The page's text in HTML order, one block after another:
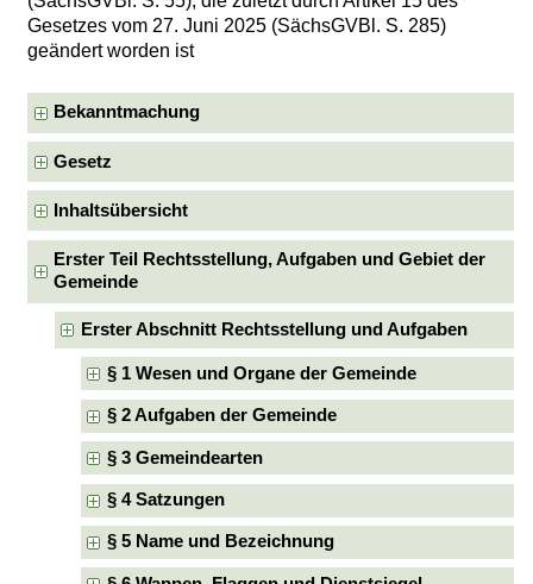
Gesetzes vom 27. Juni 2025 (SächsGVBl. S. 285)
geändert worden ist
Bekanntmachung
Gesetz
Inhaltsübersicht
Erster Teil Rechtsstellung, Aufgaben und Gebiet der
Gemeinde
Erster Abschnitt Rechtsstellung und Aufgaben
§ 1 Wesen und Organe der Gemeinde
§ 2 Aufgaben der Gemeinde
§ 3 Gemeindearten
§ 4 Satzungen
§ 5 Name und Bezeichnung